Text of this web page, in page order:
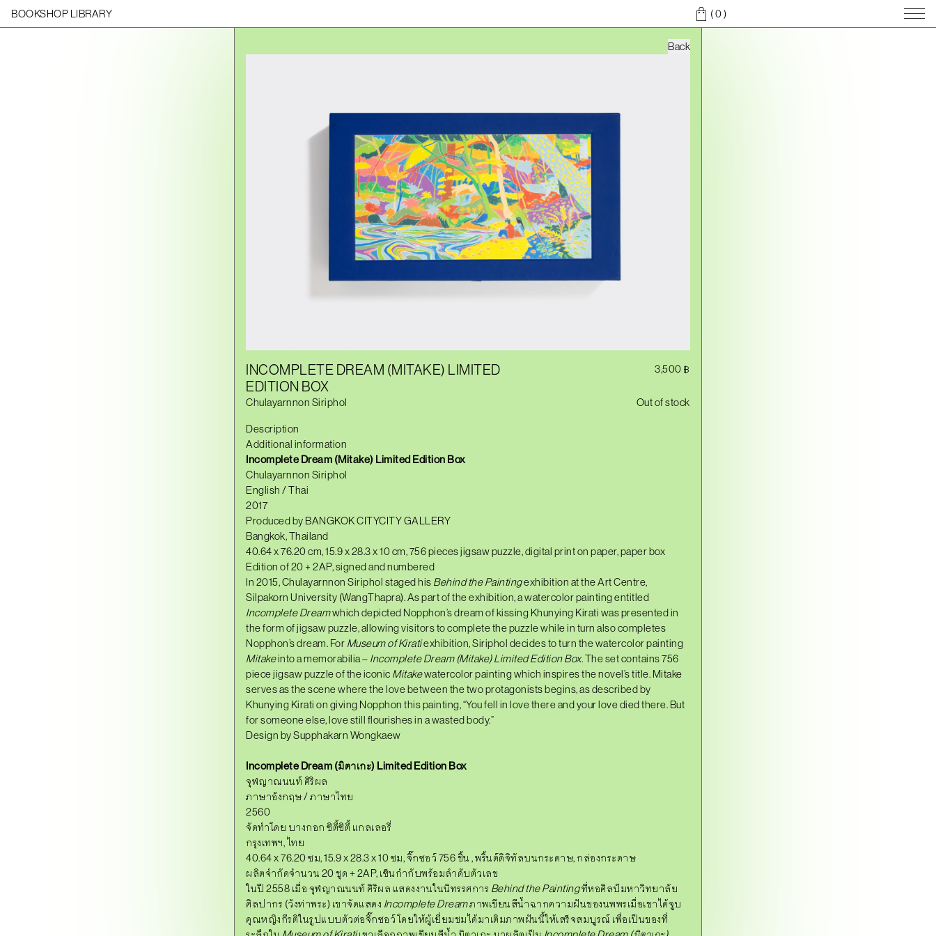
BOOKSHOP LIBRARY ( 0)
Back
INCOMPLETE DREAM (MITAKE) LIMITED
EDITION BOX
Chulayarnnon Siriphol
3,500 ฿
Out of stock
Description
Additional information
Incomplete Dream (Mitake) Limited Edition Box
Chulayarnnon Siriphol
English / Thai
2017
Produced by BANGKOK CITYCITY GALLERY
Bangkok, Thailand
40.64 x 76.20 cm, 15.9 x 28.3 x 10 cm, 756 pieces jigsaw puzzle, digital print on paper, paper box
Edition of 20 + 2AP, signed and numbered
In 2015, Chulayarnnon Siriphol staged his Behind the Paintingexhibition at the Art Centre,
Silpakorn University (WangThapra).As part of the exhibition, a watercolor paintingentitled
IncompleteDreamwhich depicted Nopphon’s dream of kissing Khunying Kirati was presented in
the form of jigsaw puzzle, allowing visitors to complete the puzzle while in turn also completes
Nopphon’s dream. For Museum of Kiratiexhibition,Siriphol decides to turn the watercolor painting
Mitakeinto a memorabilia – Incomplete Dream (Mitake)Limited Edition Box.The set contains 756
piece jigsaw puzzle of the iconic Mitakewatercolor painting which inspires the novel’s title. Mitake
serves as the scene where the love between the two protagonists begins, as described by
Khunying Kirati on giving Nopphon this painting,“Youfell in love there and your love died there. But
for someone else, love still flourishes in a wasted body.”
Design by Supphakarn Wongkaew
Incomplete Dream (มิตาเกะ) Limited Edition Box
จุฬญาณนนท์ ศิริผล
ภาษาอังกฤษ / ภาษาไทย
2560
จัดทำโดย บางกอก ซิตี้ซิตี้ แกลเลอรี่
กรุงเทพฯ, ไทย
40.64 x 76.20 ซม, 15.9 x 28.3 x 10 ซม, จิ๊กซอว์ 756 ชิ้น , พริ้นต์ดิจิทัลบนกระดาษ, กล่องกระดาษ
ผลิตจำกัดจำนวน 20 ชุด + 2AP, เซ็นกำกับพร้อมลำดับตัวเลข
ในปี 2558 เมื่อ จุฬญาณนนท์ ศิริผล แสดงงานในนิทรรศการ Behind the Paintingที่หอศิลป์มหาวิทยาลัย
ศิลปากร (วังท่าพระ) เขาจัดแสดง Incomplete Dreamภาพเขียนสีน้ำฉากความฝันของนพพรเมื่อเขาได้จูบ
คุณหญิงกีรติในรูปแบบตัวต่อจิ๊กซอว์ โดยให้ผู้เยี่ยมชมได้มาเติมภาพฝันนี้ให้เสร็จสมบูรณ์ เพื่อเป็นของที่